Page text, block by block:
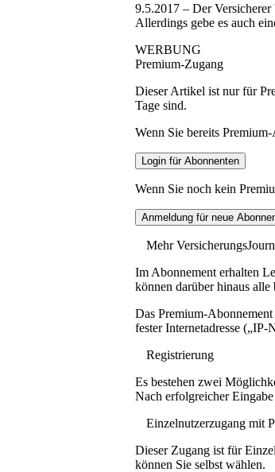
9.5.2017 – Der
Allerdings gebe es auch
WERBUNG
Premium-Zugang
Dieser Artikel ist nur für
Tage sind.
Wenn Sie bereits
Wenn Sie noch kein
Mehr
Im Abonnement erhalten
können darüber hinaus
Das Premium-
fester Internetadresse
Registrierung
Es bestehen zwei
Nach erfolgreicher
Einzelnutzerzugang mit
Dieser Zugang ist für
können Sie selbst wählen.